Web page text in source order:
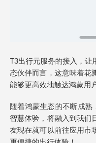
T3出行元服务的接入，让
态伙伴而言，这意味着花
能够更高效地触达鸿蒙用
随着鸿蒙生态的不断成熟
智慧体验，将融入到我们
友现在就可以前往应用市